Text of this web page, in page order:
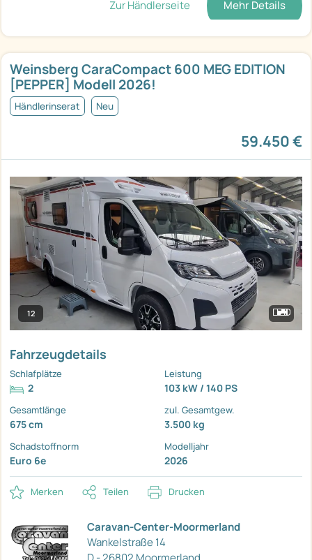
Zur Händlerseite Mehr Details
Weinsberg CaraCompact 600 MEG EDITION
[PEPPER] Modell 2026!
Händlerinserat Neu
59.450 €
12
Fahrzeugdetails
Schlafplätze
2
Leistung
103 kW / 140 PS
Gesamtlänge
675 cm
zul. Gesamtgew.
3.500 kg
Schadstoffnorm
Euro 6e
Modelljahr
2026
Merken Teilen Drucken
Caravan-Center-Moormerland
Wankelstraße 14